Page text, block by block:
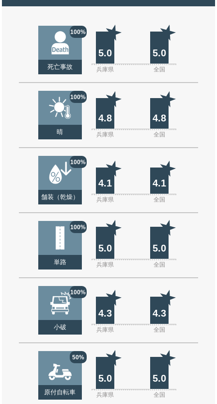
100%
死亡事故
5.0 5.0
兵庫県 全国
100%
晴
4.8 4.8
兵庫県 全国
100%
舗装（乾燥）
4.1 4.1
兵庫県 全国
100%
単路
5.0 5.0
兵庫県 全国
100%
小破
4.3 4.3
兵庫県 全国
50%
原付自転車
5.0 5.0
兵庫県 全国